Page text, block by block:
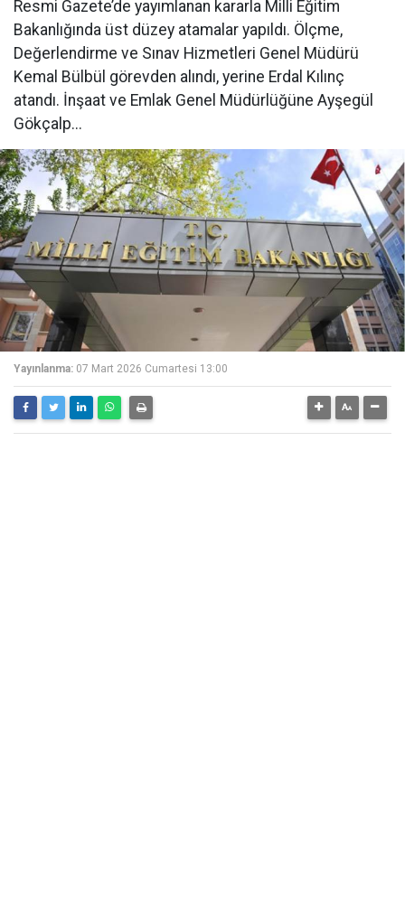
Resmi Gazete’de yayımlanan kararla Milli Eğitim
Bakanlığında üst düzey atamalar yapıldı. Ölçme,
Değerlendirme ve Sınav Hizmetleri Genel Müdürü
Kemal Bülbül görevden alındı, yerine Erdal Kılınç
atandı. İnşaat ve Emlak Genel Müdürlüğüne Ayşegül
Gökçalp...
Yayınlanma: 07 Mart 2026 Cumartesi 13:00